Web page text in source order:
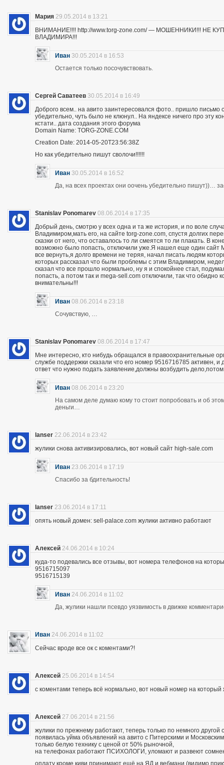
Мария 29.05.2014 в 13:21
ВНИМАНИЕ!!!! http://www.torg-zone.com/ — МОШЕННИКИ!!! НЕ
ВЛАДИМИРА!!!
Иван 30.05.2014 в 16:53
Остается только посочувствовать.
Сергей Саватеев 30.05.2014 в 16:49
Доброго всем.. на авито заинтересовался фото.. пришло
убедительно, чуть было не клюнул.. На яндексе ничего про
кстати.. дата создания этого форума
Domain Name: TORG-ZONE.COM
Creation Date: 2014-05-20T23:56:38Z
Но как убедительно пишут сволочи!!!!!!
Иван 30.05.2014 в 16:52
Да, на всех проектах они оочень убедительно пишут))…
Stanislav Ponomarev 08.06.2014 в 17:35
Добрый день, смотрю у всех одна и та же история, и по воле
Владимиром,мать его, на сайте torg-zone.com, спустя долгих
сказки от него, что оставалось то ли смеятся то ли плакать. В
возможно было попасть, отключили уже.Я нашел еще один
все вернуть,я долго времени не теряя, начал писать людям
которых рассказал что были проблемы с этим Владимиром,
сказал что все прошло нормально, ну я и спокойнее стал,
попасть, а потом так и mega-sell.com отключили, так что обидно
внимательны!!!
Иван 08.06.2014 в 23:18
Сочувствую, …
Stanislav Ponomarev 08.06.2014 в 17:47
Мне интересно, кто нибудь обращался в правоохранительные
службе поддержки сказали что его номер 9516716785 активен,
ответ что нужно подать заявление,должны возбудить
Иван 08.06.2014 в 23:20
На самом деле думаю кому то стоит попробовать и об
деньги…
lanser 22.06.2014 в 23:42
жулики снова активизировались, вот новый сайт high-sale.com
Иван 23.06.2014 в 17:19
Спасибо за бдительность!
lanser 23.06.2014 в 17:11
опять новый домен: sell-palace.com жулики активно работают
Алексей 24.06.2014 в 10:24
куда-то подевались все отзывы, вот номера телефонов на
9516715097
9516715139
Иван 24.06.2014 в 11:02
Да, жулики нашли псевдо уязвимость в движке
Иван 24.06.2014 в 11:02
Сейчас вроде все ок с коментами?!
Алексей 25.06.2014 в 14:54
с коментами теперь всё нормально, вот новый номер на
Алексей 27.06.2014 в 21:56
жулики по прежнему работают, теперь только по немного другой
появилась уйма объявлений на авито с Питерскими и
только белую технику с ценой от 50% рыночной,
на телефонах работают ПСИХОЛОГИ, уломают и развеют
оплату кроме киви принимают ещё на ЯД и вебмани (видимо